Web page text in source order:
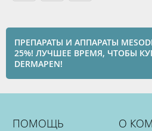
ПРЕПАРАТЫ И АППАРАТЫ
25%! ЛУЧШЕЕ ВРЕМЯ, ЧТОБЫ
DERMAPEN!
ПОМОЩЬ О